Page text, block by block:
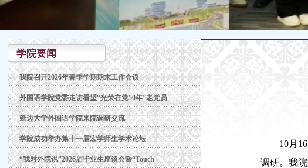
学院要闻
我院召开2026年春季学期期末工作会议
外国语学院党委走访看望“光荣在党50年”老党员
延边大学外国语学院来院调研交流
学院成功举办第十一届宏学师生学术论坛
“我对外院说”2026届毕业生座谈会暨“Touch—
10月
调研。我